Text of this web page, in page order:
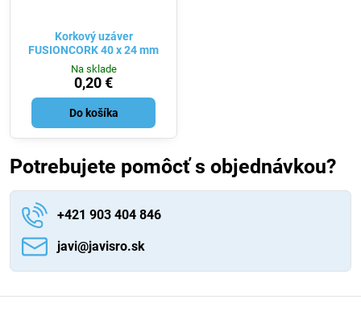
Korkový uzáver
FUSIONCORK 40 x 24 mm
Na sklade
0,20 €
Do košíka
Potrebujete pomôcť s objednávkou?
+421 903 404 846
javi​@javisro​.sk